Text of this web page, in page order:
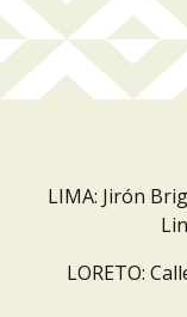
LIMA: Jirón
LORETO: